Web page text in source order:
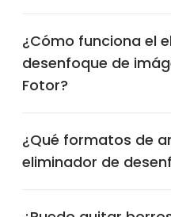
¿Cómo funciona el
desenfoque de
Fotor?
¿Qué formatos de
eliminador de